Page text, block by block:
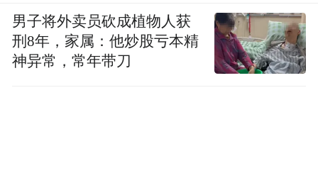
男子将外卖员砍成植物人获
刑8年，家属：他炒股亏本精
神异常，常年带刀